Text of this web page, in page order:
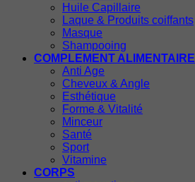
Huile Capillaire
Laque & Produits coiffants
Masque
Shampooing
COMPLEMENT ALIMENTAIRE
Anti Age
Cheveux & Angle
Esthétique
Forme & Vitalité
Minceur
Santé
Sport
Vitamine
CORPS